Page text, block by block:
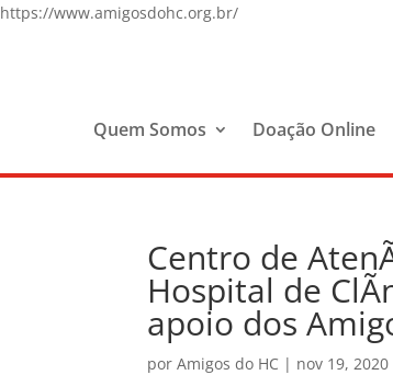
https://www.amigosdohc.org.br/
Quem Somos Doação Online
Centro de
Hospital de
apoio dos
porAmigos do HC | nov 19, 2020